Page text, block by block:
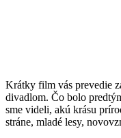
Krátky film vás prevedie
divadlom. Čo bolo
sme videli, akú krásu
stráne, mladé lesy,